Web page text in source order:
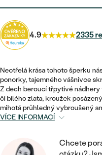
ETERNITY
VINTAGE
NETRADIČNÍ
VINTAGE
SNUBNÍ A
NETRADIČNÍ
SESTAV SI SVŮJ PRSTEN
ZAČÍT S PRSTENEM
ZAČÍT S
DLE TYPU
NÁUŠNICE
PRSTENY
PŘÍVĚSKY
NÁRAMKY
SETY
PÁNSKÉ ŠPERKY
PECKOVÉ
KRUHOVÉ
MINIMALISTICKÉ
VISACÍ
SOLITÉR
VE TVARU SRDCE
DLE STYLU
SOLITÉR
NAROZENÍ DÍTĚTE
SE ZNAMENÍM
MINIMALISTICKÉ
DLE MATERIÁLU
ZLATÉ
PLATINOVÉ
DLE STYLU
4.9 2335
Neotřelá krása tohoto šperku
ponorky, tajemného vášnivce
Z dech beroucí třpytivé
či bílého zlata, kroužek
mihotá průhledný vybroušený
VÍCE INFORMACÍ
Chcete